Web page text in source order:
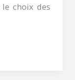
choix des